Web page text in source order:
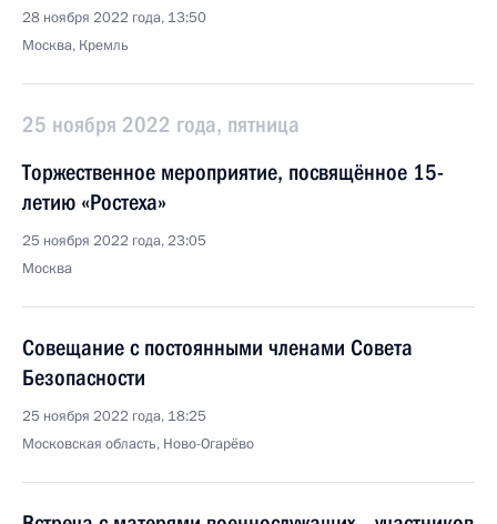
28 ноября 2022 года, 13:50
Москва, Кремль
25 ноября 2022 года, пятница
Торжественное мероприятие, посвящённое 15-
летию «Ростеха»
25 ноября 2022 года, 23:05
Москва
Совещание с постоянными членами Совета
Безопасности
25 ноября 2022 года, 18:25
Московская область, Ново-Огарёво